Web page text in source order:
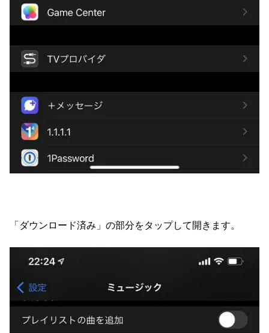
「ダウンロード済み」の部分をタップして開きます。